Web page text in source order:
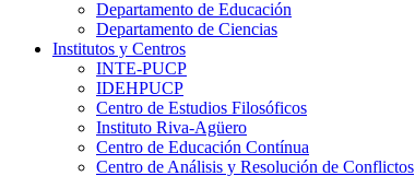
Departamento de Educación
Departamento de Ciencias
Institutos y Centros
INTE-PUCP
IDEHPUCP
Centro de Estudios Filosóficos
Instituto Riva-Agüero
Centro de Educación Contínua
Centro de Análisis y Resolución de Conflictos